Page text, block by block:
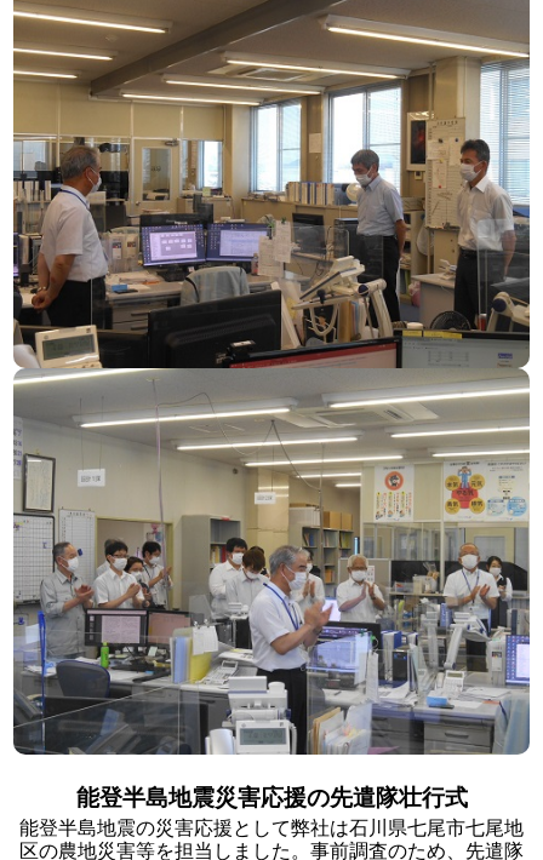
能登半島地震災害応援の先遣隊壮行式
能登半島地震の災害応援として弊社は石川県七尾市七尾地
区の農地災害等を担当しました。事前調査のため、先遣隊